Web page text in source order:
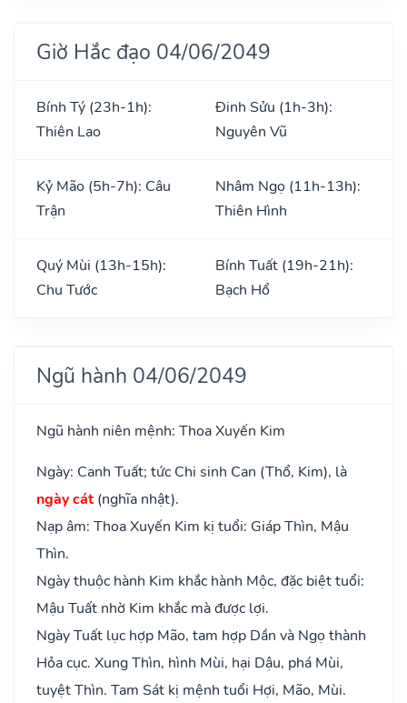
Giờ Hắc đạo 04/06/2049
Bính Tý (23h-1h):
Thiên Lao
Đinh Sửu (1h-3h):
Nguyên Vũ
Kỷ Mão (5h-7h): Câu
Trận
Nhâm Ngọ (11h-13h):
Thiên Hình
Quý Mùi (13h-15h):
Chu Tước
Bính Tuất (19h-21h):
Bạch Hổ
Ngũ hành 04/06/2049
Ngũ hành niên mệnh: Thoa Xuyến Kim
Ngày: Canh Tuất; tức Chi sinh Can (Thổ, Kim), là
ngày cát(nghĩa nhật).
Nạp âm: Thoa Xuyến Kim kị tuổi: Giáp Thìn, Mậu
Thìn.
Ngày thuộc hành Kim khắc hành Mộc, đặc biệt tuổi:
Mậu Tuất nhờ Kim khắc mà được lợi.
Ngày Tuất lục hợp Mão, tam hợp Dần và Ngọ thành
Hỏa cục. Xung Thìn, hình Mùi, hại Dậu, phá Mùi,
tuyệt Thìn. Tam Sát kị mệnh tuổi Hợi, Mão, Mùi.